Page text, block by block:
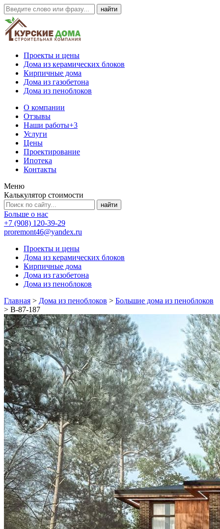
Проекты и цены
Дома из керамических блоков
Кирпичные дома
Дома из газобетона
Дома из пеноблоков
О компании
Отзывы
Наши работы+3
Услуги
Цены
Проектирование
Ипотека
Контакты
Меню
Калькулятор стоимости
Больше о нас
+7 (908) 120-39-29
proremont46@yandex.ru
Проекты и цены
Дома из керамических блоков
Кирпичные дома
Дома из газобетона
Дома из пеноблоков
Главная > Дома из пеноблоков > Большие дома из пеноблоков
> В-87-187